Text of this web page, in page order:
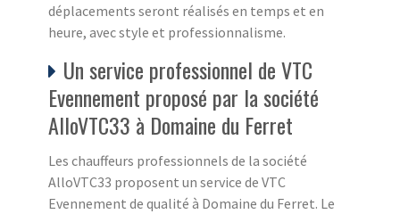
déplacements seront réalisés en temps et en
heure, avec style et professionnalisme.
Un service professionnel de VTC
Evennement proposé par la société
AlloVTC33 à Domaine du Ferret
Les chauffeurs professionnels de la société
AlloVTC33 proposent un service de VTC
Evennement de qualité à Domaine du Ferret. Le